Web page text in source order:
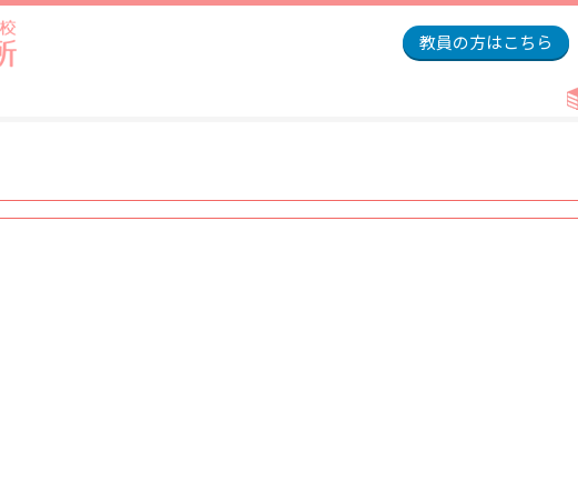
教員の方はこちら